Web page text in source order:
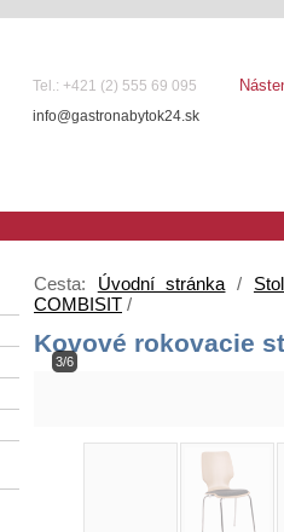
Tel.: +421 (2) 555 69 095
info@gastronabytok24.sk
Cesta: Úvodní stránka /
COMBISIT /
Kovové rokovacie
3/6